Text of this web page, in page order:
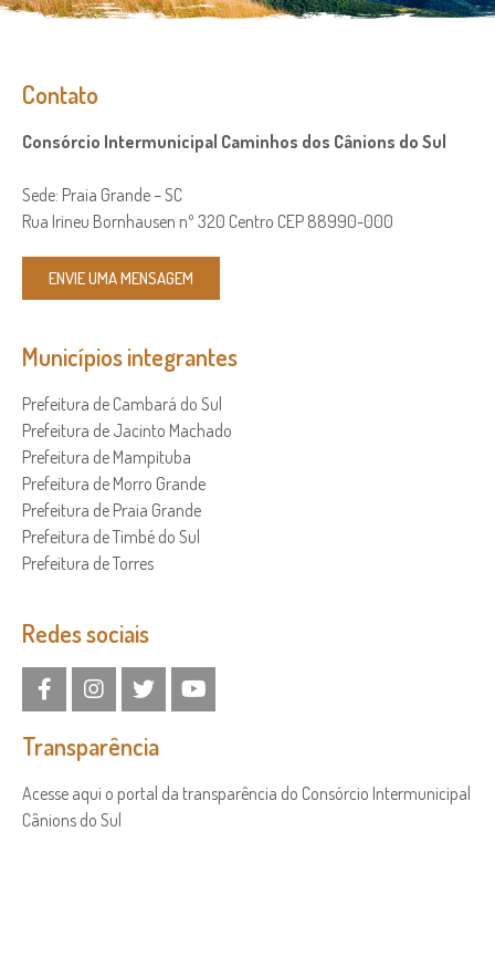
Contato
Consórcio Intermunicipal Caminhos dos Cânions do Sul
Sede: Praia Grande – SC
Rua Irineu Bornhausen nº 320 Centro CEP 88990-000
ENVIE UMA MENSAGEM
Municípios integrantes
Prefeitura de Cambará do Sul
Prefeitura de Jacinto Machado
Prefeitura de Mampituba
Prefeitura de Morro Grande
Prefeitura de Praia Grande
Prefeitura de Timbé do Sul
Prefeitura de Torres
Redes sociais
Transparência
Acesse aqui o portal da transparência do Consórcio Intermunicipal
Cânions do Sul